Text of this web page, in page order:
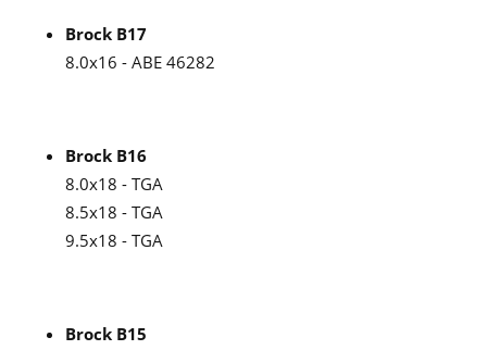
Brock B17
8.0x16 - ABE 46282
Brock B16
8.0x18 - TGA
8.5x18 - TGA
9.5x18 - TGA
Brock B15